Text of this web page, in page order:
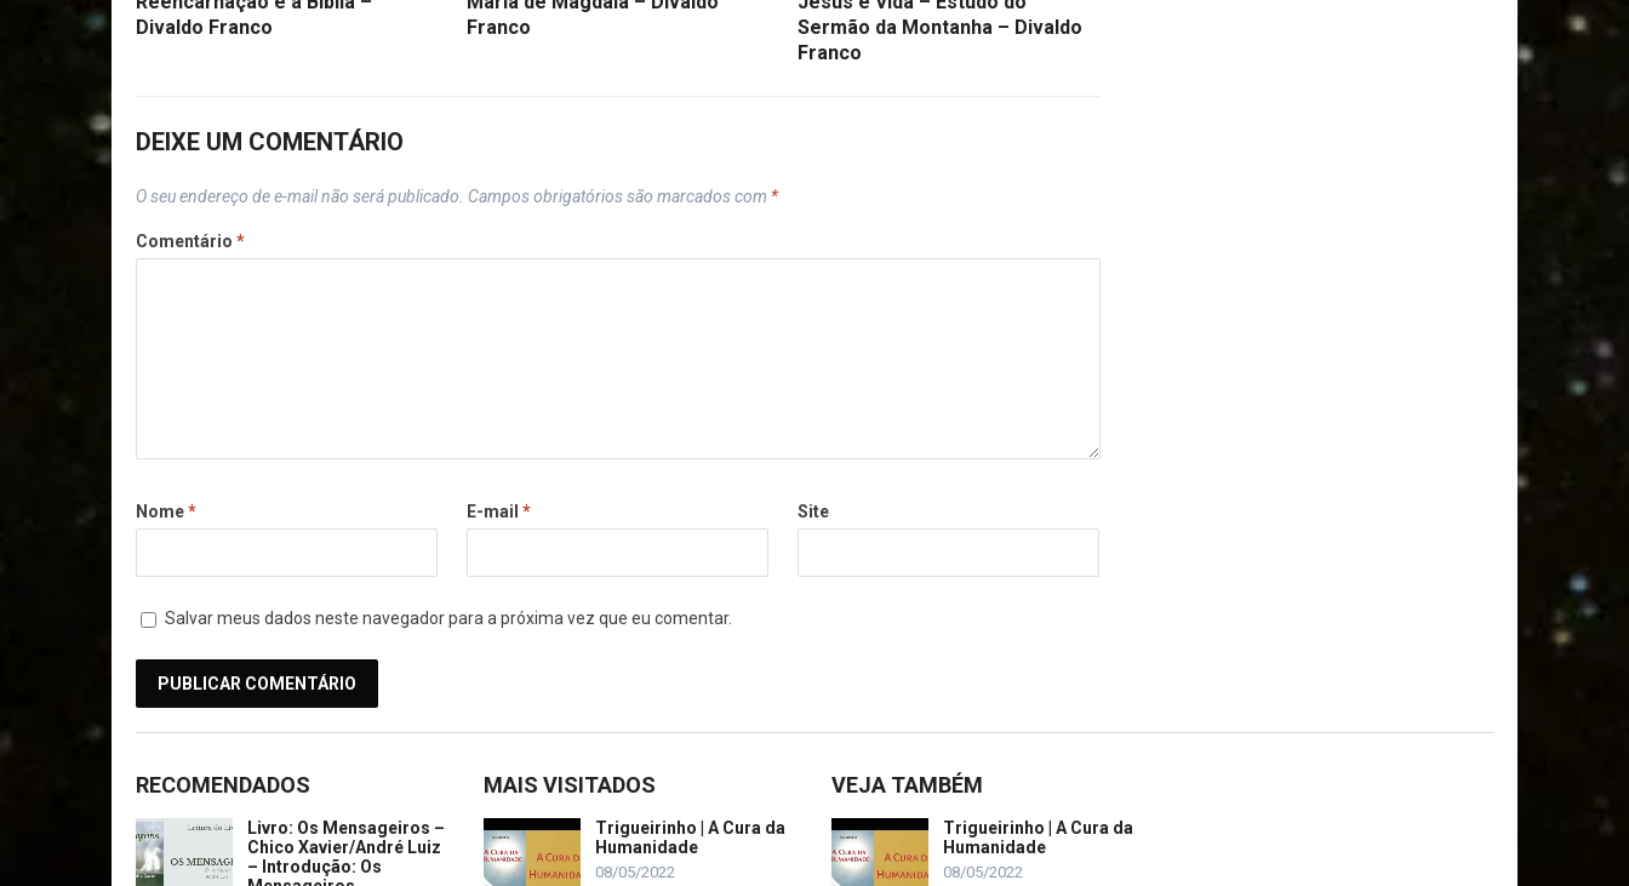
Divaldo Franco
Franco
Sermão da Montanha – Divaldo
Franco
DEIXE UM COMENTÁRIO
O seu endereço de e-mail não será publicado. Campos obrigatórios são marcados com *
Comentário *
Nome* E-mail * Site
Salvar meus dados neste navegador para a próxima vez que eu comentar.
RECOMENDADOS
Livro: Os Mensageiros –
Chico Xavier/André Luiz
– Introdução: Os
MAIS VISITADOS
Trigueirinho | A Cura da
Humanidade
08/05/2022
VEJA TAMBÉM
Trigueirinho | A Cura da
Humanidade
08/05/2022